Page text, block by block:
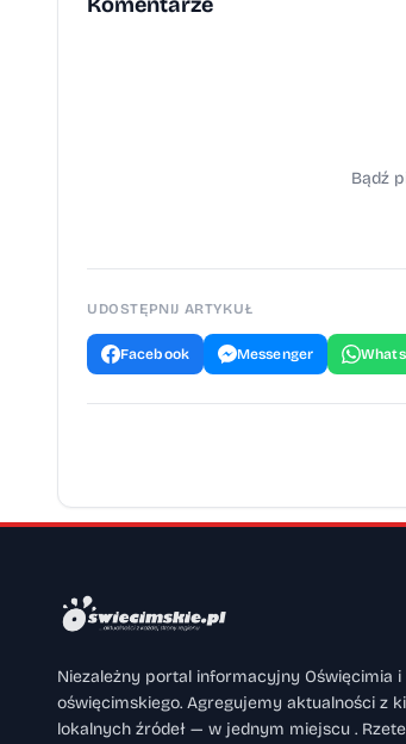
Bądź
UDOSTĘPNIJ ARTYKUŁ
Facebook Messenger
Niezależny portal informacyjny Oświęcimia
oświęcimskiego. Agregujemy aktualności z
lokalnych źródeł — w jednym miejscu .